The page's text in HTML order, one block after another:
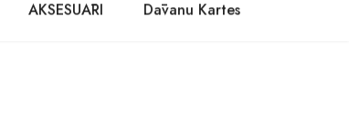
AKSESUĀRI Dāvanu Kartes